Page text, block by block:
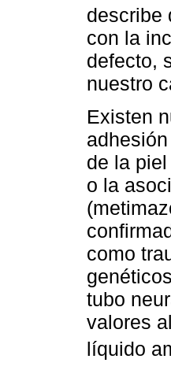
describe
con la
defecto,
nuestro
Existen
de la
o la
como
tubo
valores
líquido